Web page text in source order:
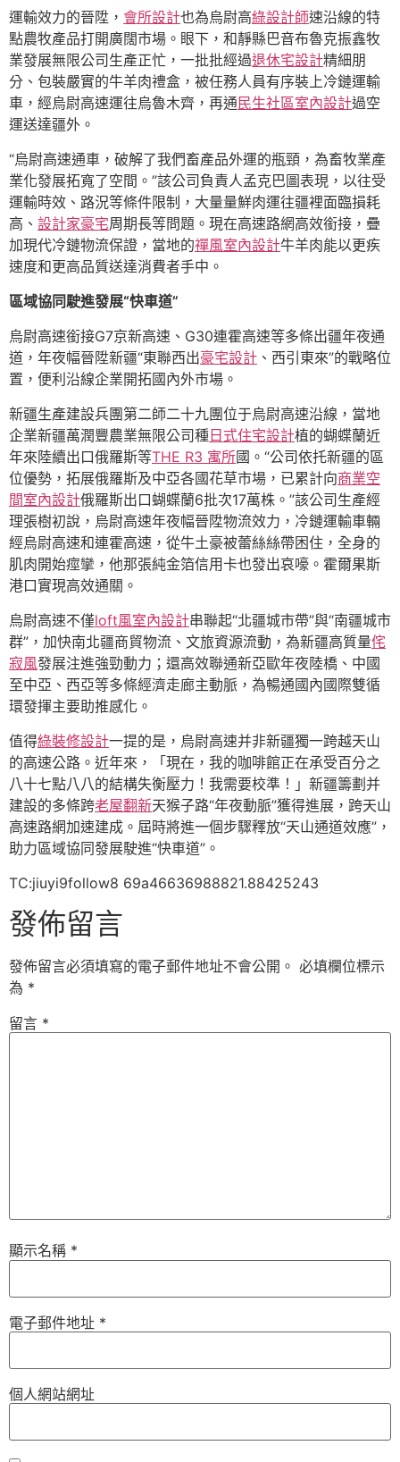
運輸效力的晉陞， 會所設計也為烏尉高綠設計師速沿線的特
點農牧產品打開廣闊市場。眼下，和靜縣巴音布魯克振鑫牧
業發展無限公司生產正忙，一批批經過退休宅設計精細朋
分、包裝嚴實的牛羊肉禮盒，被任務人員有序裝上冷鏈運輸
車，經烏尉高速運往烏魯木齊，再通 民生社區室內設計過空
運送達疆外。
“烏尉高速通車，破解了我們畜產品外運的瓶頸，為畜牧業產
業化發展拓寬了空間。”該公司負責人孟克巴圖表現，以往受
運輸時效、路況等條件限制，大量量鮮肉運往疆裡面臨損耗
高、 設計家豪宅周期長等問題。現在高速路網高效銜接，疊
加現代冷鏈物流保證，當地的禪風室內設計牛羊肉能以更疾
速度和更高品質送達消費者手中。
區域協同駛進發展“快車道”
烏尉高速銜接G7京新高速、G30連霍高速等多條出疆年夜通
道，年夜幅晉陞新疆“東聯西出豪宅設計 、西引東來”的戰略位
置，便利沿線企業開拓國內外市場。
新疆生產建設兵團第二師二十九團位于烏尉高速沿線，當地
企業新疆萬潤豐農業無限公司種 日式住宅設計植的蝴蝶蘭近
年來陸續出口俄羅斯等THE R3 寓所國。“公司依托新疆的區
位優勢，拓展俄羅斯及中亞各國花草市場，已累計向商業空
間室內設計俄羅斯出口蝴蝶蘭6批次17萬株。”該公司生產經
理張樹初說，烏尉高速年夜幅晉陞物流效力，冷鏈運輸車輛
經烏尉高速和連霍高速，從牛土豪被蕾絲絲帶困住，全身的
肌肉開始痙攣，他那張純金箔信用卡也發出哀嚎。霍爾果斯
港口實現高效通關。
烏尉高速不僅loft風室內設計串聯起“北疆城市帶”與“南疆城市
群”，加快南北疆商貿物流、文旅資源流動，為新疆高質量侘
寂風發展注進強勁動力；還高效聯通新亞歐年夜陸橋、中國
至中亞、西亞等多條經濟走廊主動脈，為暢通國內國際雙循
環發揮主要助推感化。
值得綠裝修設計一提的是，烏尉高速并非新疆獨一跨越天山
的高速公路。近年來，「現在，我的咖啡館正在承受百分之
八十七點八八的結構失衡壓力！我需要校準！」新疆籌劃并
建設的多條跨老屋翻新天猴子路“年夜動脈”獲得進展，跨天山
高速路網加速建成。屆時將進一個步驟釋放“天山通道效應”，
助力區域協同發展駛進“快車道”。
TC:jiuyi9follow8 69a46636988821.88425243
發佈留言
發佈留言必須填寫的電子郵件地址不會公開。 必填欄位標示
為 *
留言 *
顯示名稱 *
電子郵件地址 *
個人網站網址